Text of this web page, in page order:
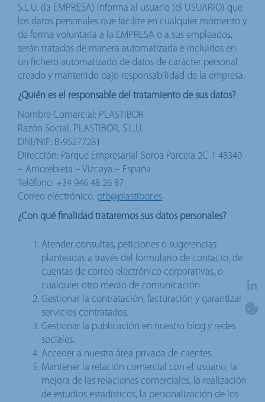
S.L.U. (la EMPRESA) informa al usuario (el USUARIO) que
los datos personales que facilite en cualquier momento y
de forma voluntaria a la EMPRESA o a sus empleados,
serán tratados de manera automatizada e incluidos en
un fichero automatizado de datos de carácter personal
creado y mantenido bajo responsabilidad de la empresa.
¿Quién es el responsable del tratamiento de sus datos?
Nombre Comercial: PLASTIBOR
Razón Social: PLASTIBOR, S.L.U.
DNI/NIF: B-95277281
Dirección: Parque Empresarial Boroa Parcela 2C-1 48340
– Amorebieta – Vizcaya – España
Teléfono: +34 946 48 26 87
Correo electrónico: ptb@plastibor.es
¿Con qué finalidad trataremos sus datos personales?
Atender consultas, peticiones o sugerencias
planteadas a través del formulario de contacto, de
cuentas de correo electrónico corporativas, o
cualquier otro medio de comunicación.
Gestionar la contratación, facturación y garantizar
servicios contratados.
Gestionar la publicación en nuestro blog y redes
sociales.
Acceder a nuestra área privada de clientes.
Mantener la relación comercial con el usuario, la
mejora de las relaciones comerciales, la realización
de estudios estadísticos, la personalización de los